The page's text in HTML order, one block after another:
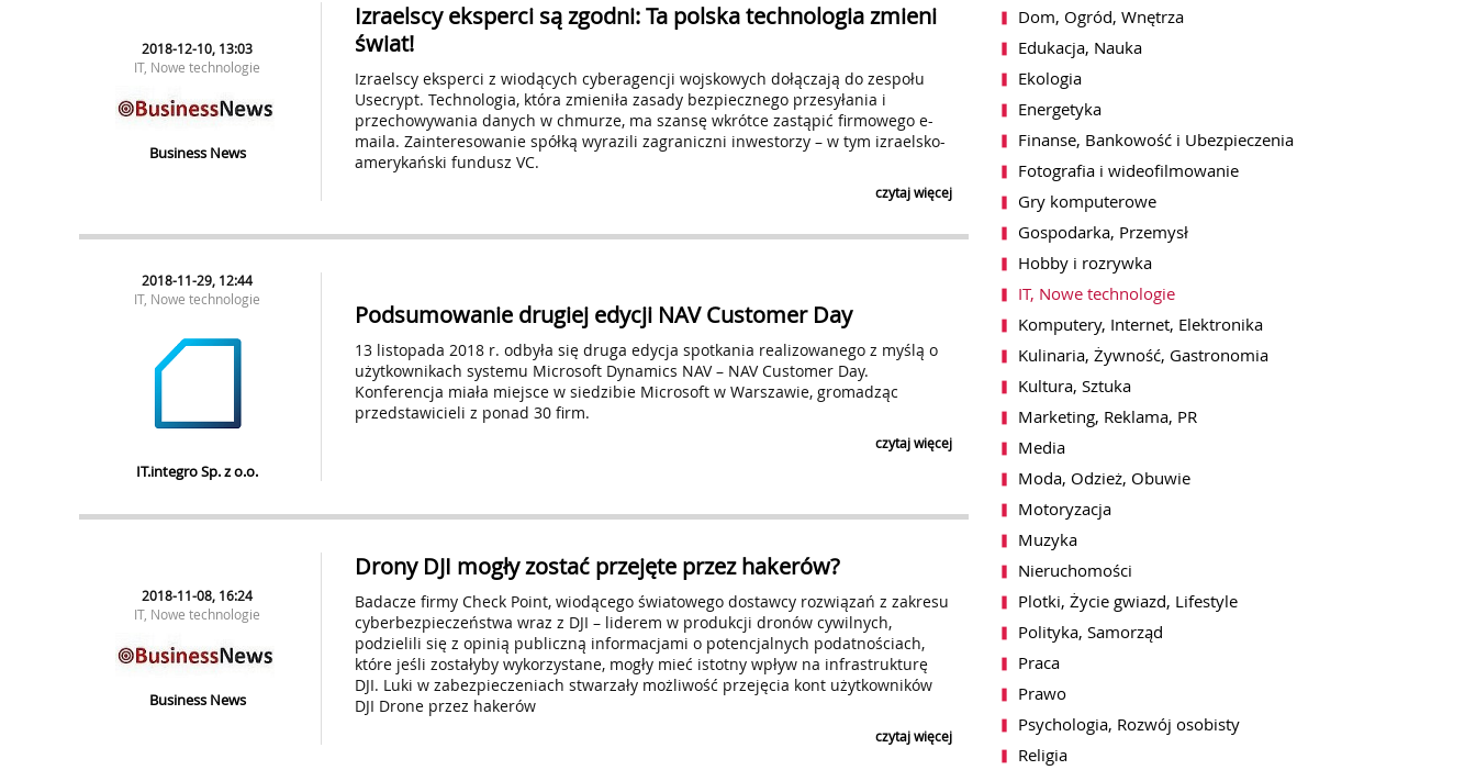
2018-12-10, 13:03
IT, Nowe technologie
Business News
Izraelscy eksperci są zgodni: Ta polska technologia zmieni
świat!
Izraelscy eksperci z wiodących cyberagencji wojskowych dołączają do zespołu
Usecrypt. Technologia, która zmieniła zasady bezpiecznego przesyłania i
przechowywania danych w chmurze, ma szansę wkrótce zastąpić firmowego e-
maila. Zainteresowanie spółką wyrazili zagraniczni inwestorzy – w tym izraelsko-
amerykański fundusz VC.
czytaj więcej
2018-11-29, 12:44
IT, Nowe technologie
IT.integro Sp. z o.o.
Podsumowanie drugiej edycji NAV Customer Day
13 listopada 2018 r. odbyła się druga edycja spotkania realizowanego z myślą o
użytkownikach systemu Microsoft Dynamics NAV – NAV Customer Day.
Konferencja miała miejsce w siedzibie Microsoft w Warszawie, gromadząc
przedstawicieli z ponad 30 firm.
czytaj więcej
2018-11-08, 16:24
IT, Nowe technologie
Business News
Drony DJI mogły zostać przejęte przez hakerów?
Badacze firmy Check Point, wiodącego światowego dostawcy rozwiązań z zakresu
cyberbezpieczeństwa wraz z DJI – liderem w produkcji dronów cywilnych,
podzielili się z opinią publiczną informacjami o potencjalnych podatnościach,
które jeśli zostałyby wykorzystane, mogły mieć istotny wpływ na infrastrukturę
DJI. Luki w zabezpieczeniach stwarzały możliwość przejęcia kont użytkowników
DJI Drone przez hakerów
czytaj więcej
Dom, Ogród, Wnętrza
Edukacja, Nauka
Ekologia
Energetyka
Finanse, Bankowość i Ubezpieczenia
Fotografia i wideofilmowanie
Gry komputerowe
Gospodarka, Przemysł
Hobby i rozrywka
IT, Nowe technologie
Komputery, Internet, Elektronika
Kulinaria, Żywność, Gastronomia
Kultura, Sztuka
Marketing, Reklama, PR
Media
Moda, Odzież, Obuwie
Motoryzacja
Muzyka
Nieruchomości
Plotki, Życie gwiazd, Lifestyle
Polityka, Samorząd
Praca
Prawo
Psychologia, Rozwój osobisty
Religia